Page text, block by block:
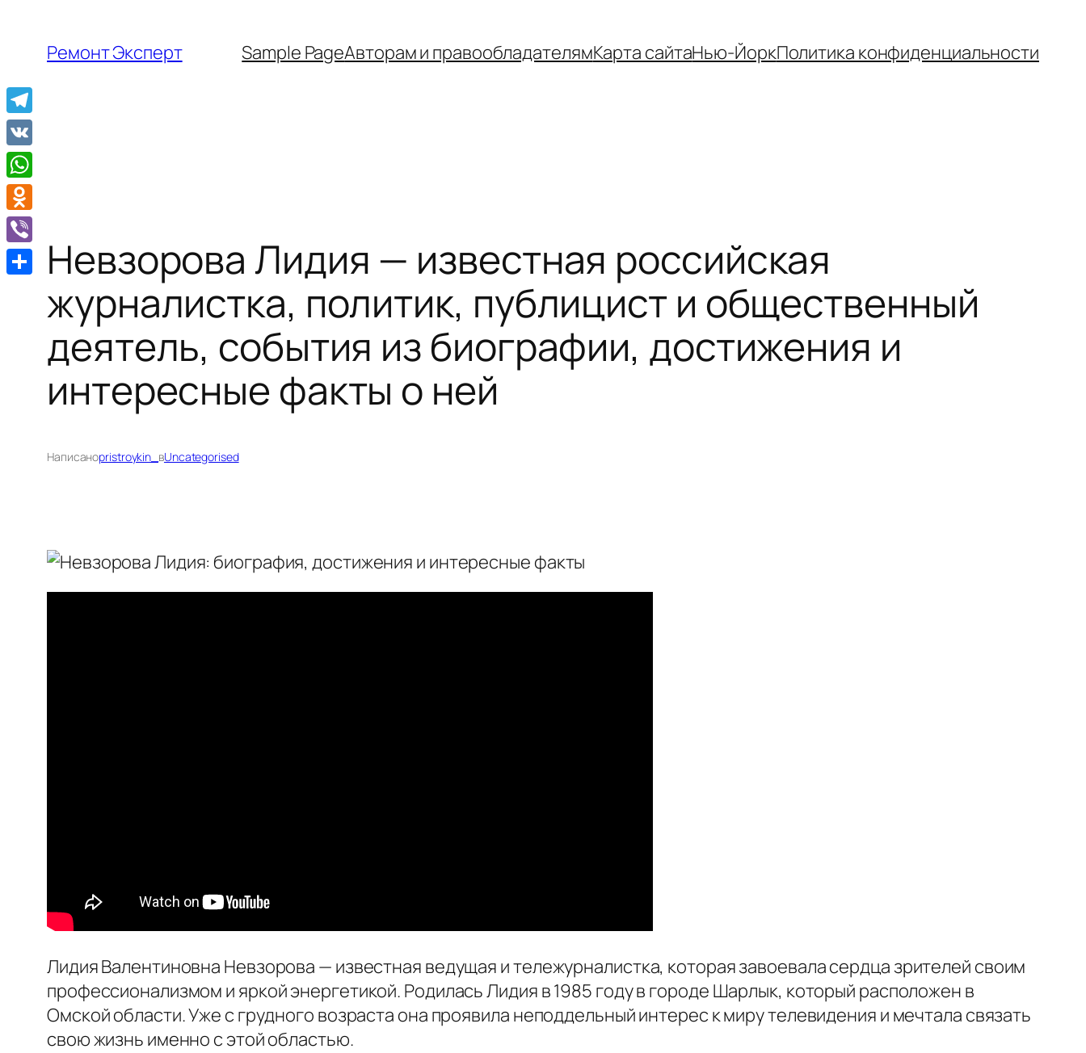
содержимому
Ремонт Эксперт Sample PageАвторам и правообладателямКарта сайтаНью-ЙоркПолитика конфиденциальности
Невзорова Лидия — известная российская
журналистка, политик, публицист и общественный
деятель, события из биографии, достижения и
интересные факты о ней
Написаноpristroykin_ вUncategorised
Лидия Валентиновна Невзорова — известная ведущая и тележурналистка, которая завоевала сердца зрителей своим
профессионализмом и яркой энергетикой. Родилась Лидия в 1985 году в городе Шарлык, который расположен в
Омской области. Уже с грудного возраста она проявила неподдельный интерес к миру телевидения и мечтала связать
свою жизнь именно с этой областью.
Telegram
VK
WhatsApp
Odnoklassniki
Viber